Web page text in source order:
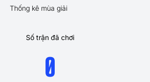
Thống kê mùa giải
Số trận đã chơi
0